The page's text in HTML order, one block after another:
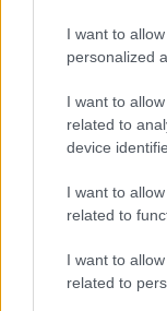
I want to
personalized
I want to
related to
device
I want to
related to
I want to
related to
νιώσουν.
Ας αλλάξουμε
με την καρδιά
Η υγεία του
(03/10),
Νίκαιας. Οι
κάτω άκρων,
ταχυκαρδία ,